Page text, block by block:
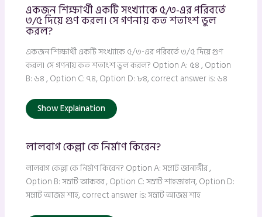
একজন শিক্ষার্থী একটি সংখ্যাকে ৫/৩-এর পরিবর্তে
৩/৫ দিয়ে গুণ করল। সে গণনায় কত শতাংশ ভুল
করল?
একজন শিক্ষার্থী একটি সংখ্যাকে ৫/৩-এর পরিবর্তে ৩/৫ দিয়ে গুণ
করল। সে গণনায় কত শতাংশ ভুল করল? Option A: ৫৪ , Option
B: ৬৪ , Option C: ৭৪, Option D: ৮৪, correct answer is: ৬৪
Show Explaination
লালবাগ কেল্লা কে নির্মাণ কিরেন?
লালবাগ কেল্লা কে নির্মাণ কিরেন? Option A: সম্রাট জানাঙ্গীর ,
Option B: সম্রাট আকবর , Option C: সম্রাট শাহজাহান, Option D:
সম্রাট আজম শাহ, correct answer is: সম্রাট আজম শাহ